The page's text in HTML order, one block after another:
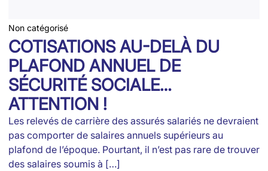
Non catégorisé
COTISATIONS AU-DELÀ DU
PLAFOND ANNUEL DE
SÉCURITÉ SOCIALE…
ATTENTION !
Les relevés de carrière des assurés salariés ne devraient
pas comporter de salaires annuels supérieurs au
plafond de l’époque. Pourtant, il n’est pas rare de trouver
des salaires soumis à […]